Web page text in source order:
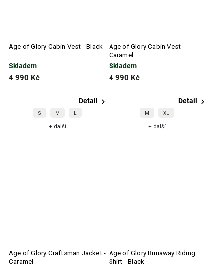
Age of Glory Cabin Vest - Black
Skladem
4 990 Kč
Detail
S M L
+ další
Age of Glory Cabin Vest -
Caramel
Skladem
4 990 Kč
Detail
M XL
+ další
Age of Glory Craftsman Jacket -
Caramel
Age of Glory Runaway Riding
Shirt - Black